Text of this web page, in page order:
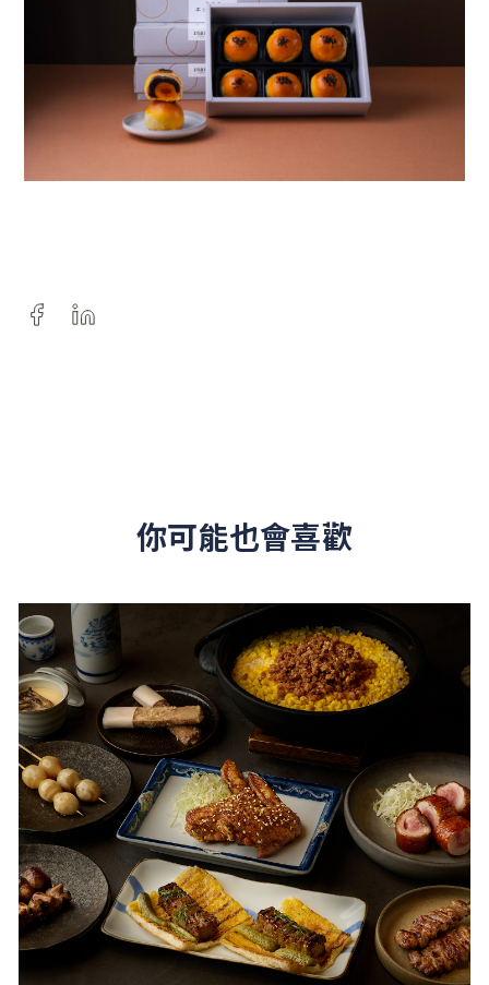
你可能也會喜歡